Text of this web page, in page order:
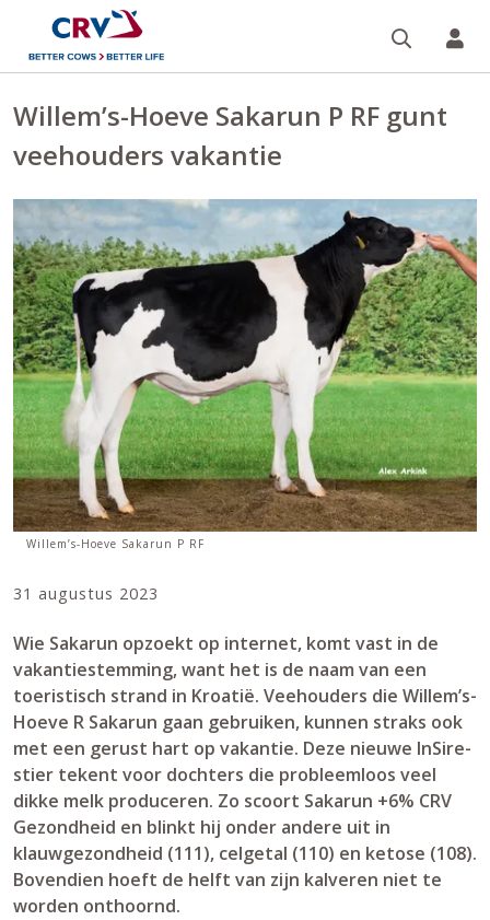
Willem’s-Hoeve Sakarun P RF gunt
veehouders vakantie
Willem’s-Hoeve Sakarun P RF
31 augustus 2023
Wie Sakarun opzoekt op internet, komt vast in de
vakantiestemming, want het is de naam van een
toeristisch strand in Kroatië. Veehouders die Willem’s-
Hoeve R Sakarun gaan gebruiken, kunnen straks ook
met een gerust hart op vakantie. Deze nieuwe InSire-
stier tekent voor dochters die probleemloos veel
dikke melk produceren. Zo scoort Sakarun +6% CRV
Gezondheid en blinkt hij onder andere uit in
klauwgezondheid (111), celgetal (110) en ketose (108).
Bovendien hoeft de helft van zijn kalveren niet te
worden onthoornd.